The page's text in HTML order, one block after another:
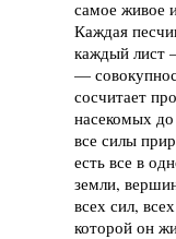
самое живое
Каждая
каждый лист
—
сосчитает
насекомых
все силы
есть все в
земли,
всех сил,
которой он